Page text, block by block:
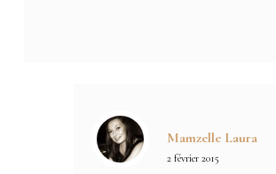
Mamzelle Laura
2 février 2015